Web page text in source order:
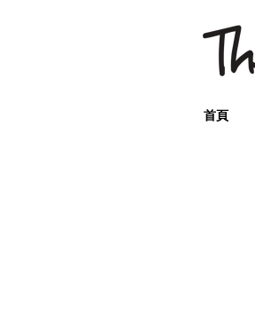
首頁